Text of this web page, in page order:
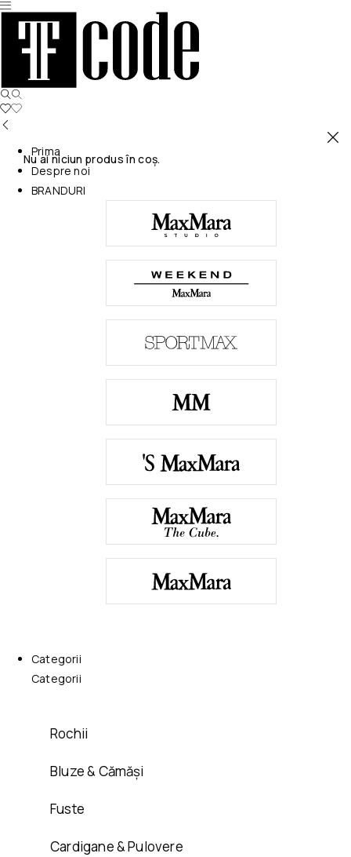
Nu ai niciun produs în coș.
Prima
Despre noi
BRANDURI
Categorii
Categorii
Rochii
Bluze & Cămăși
Fuste
Cardigane & Pulovere